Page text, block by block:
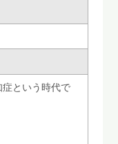
という時代で